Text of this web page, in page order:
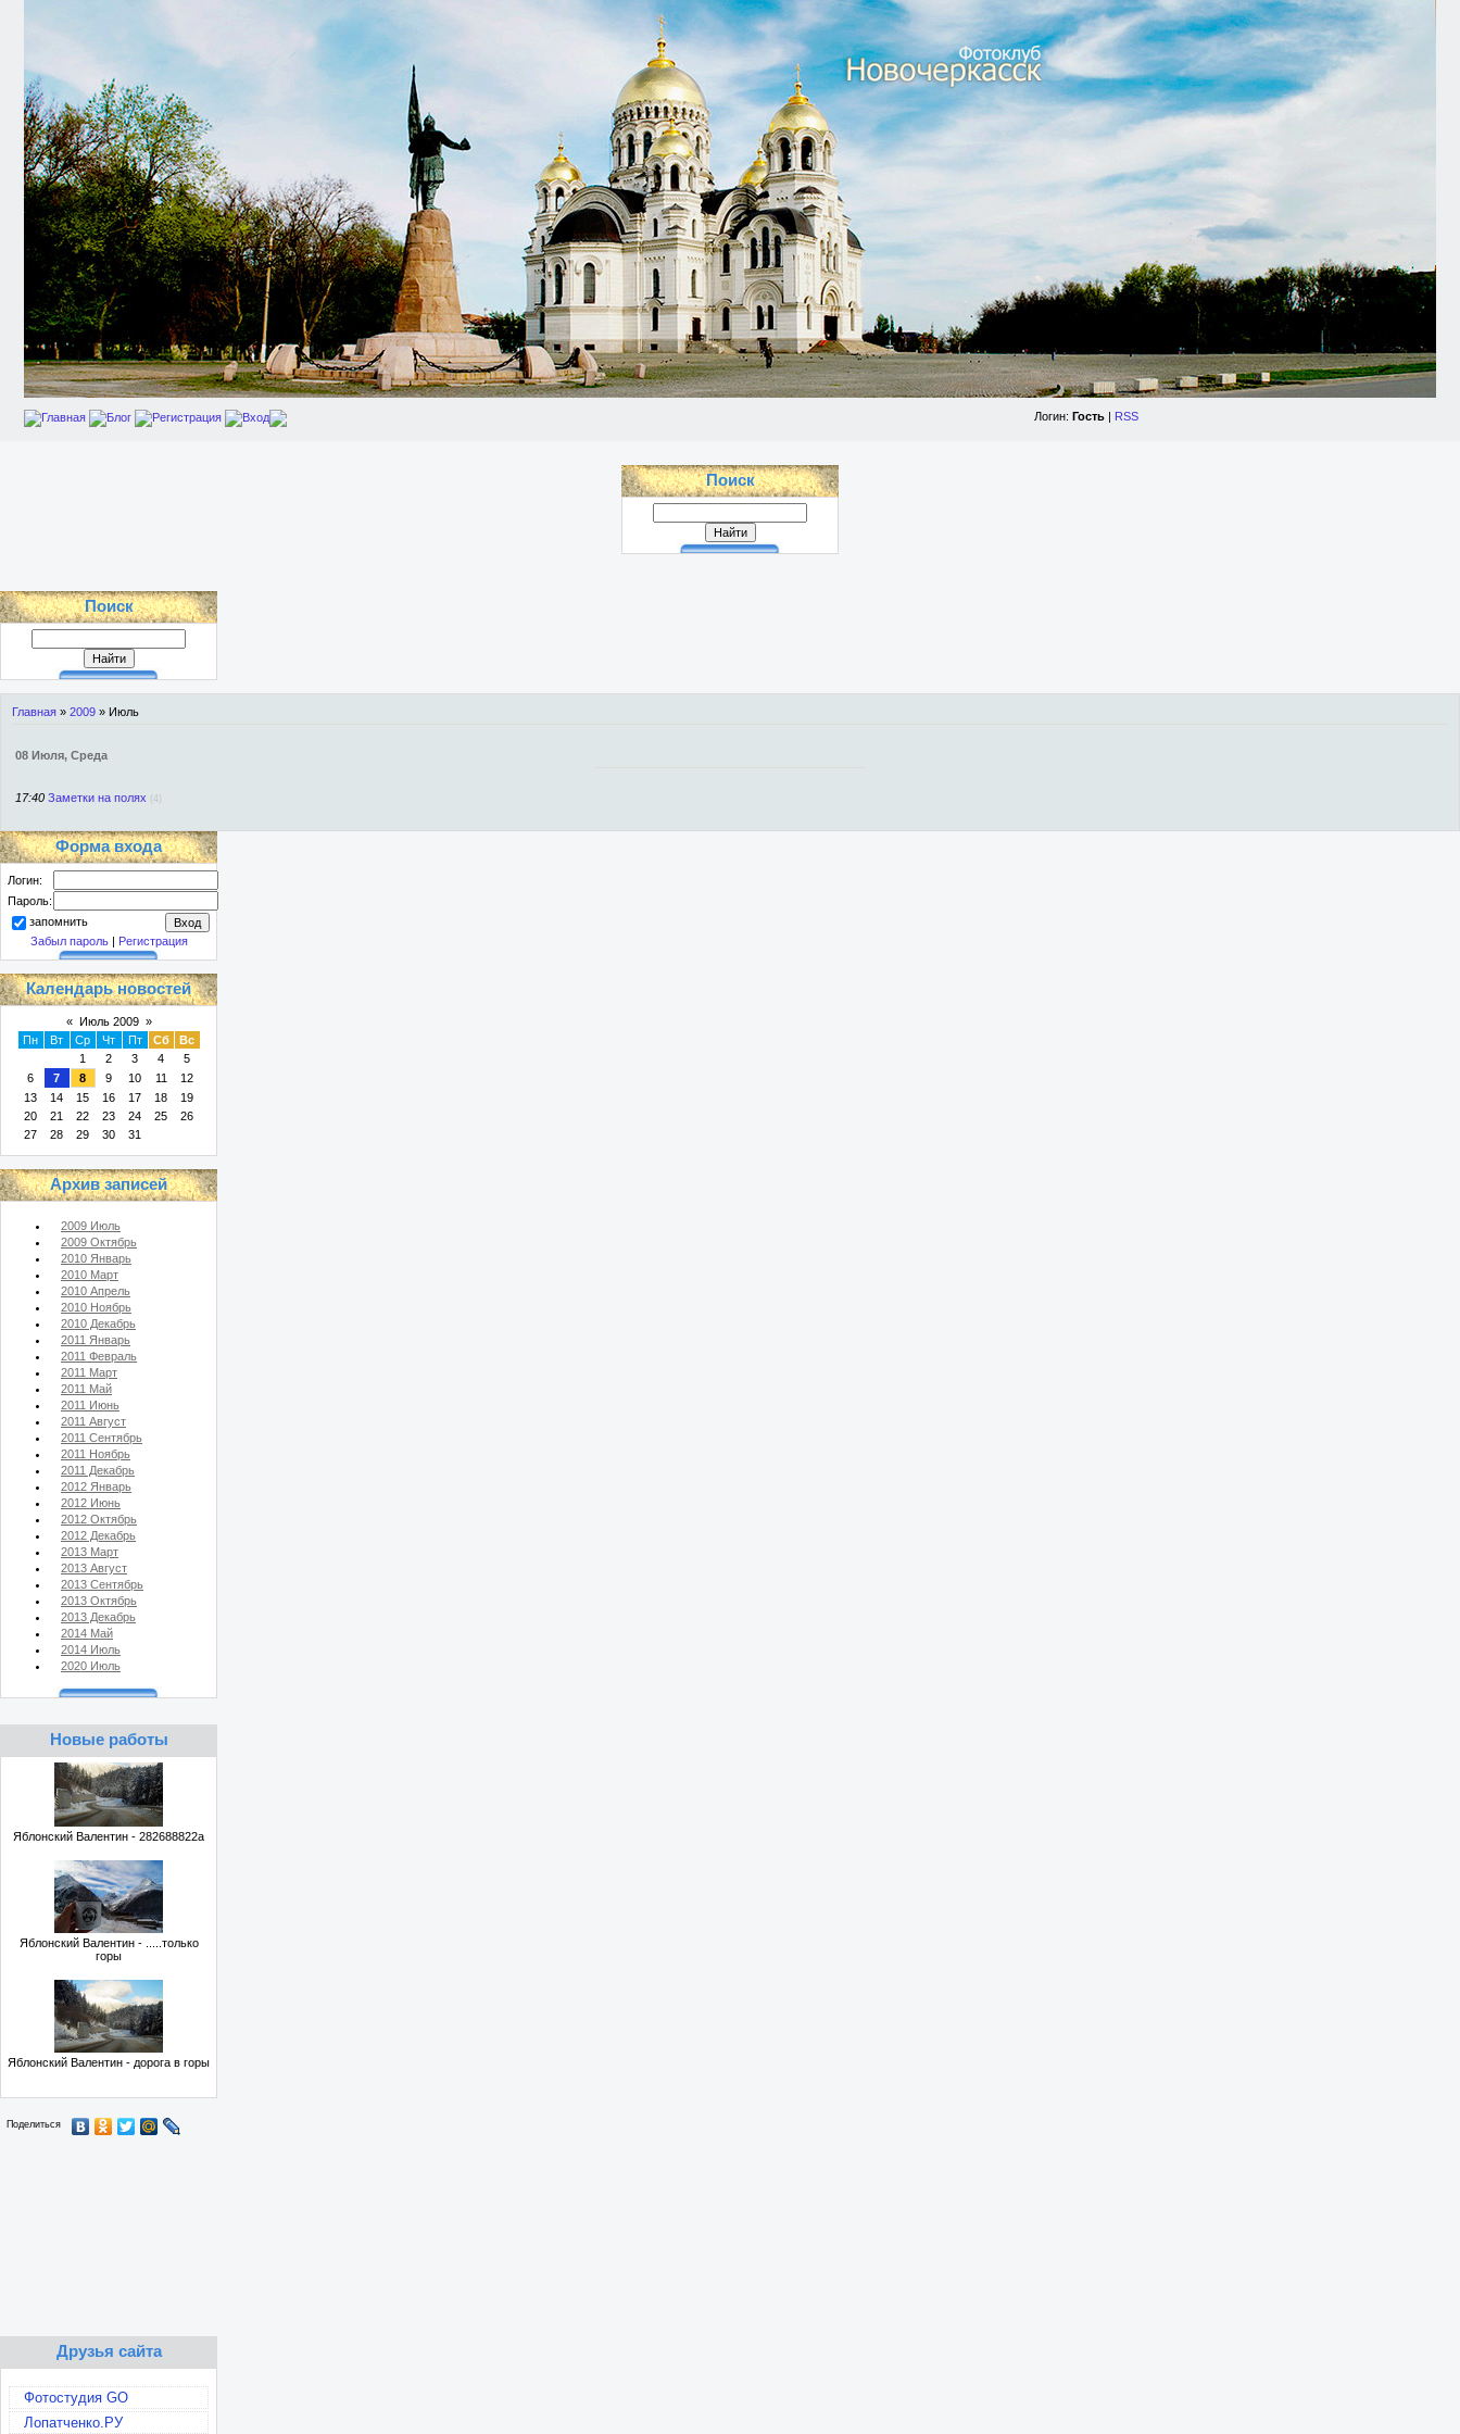
Главная Блог Регистрация Вход Логин: Гость | RSS
Поиск
Поиск
Главная » 2009 » Июль
08 Июля, Среда
17:40 Заметки на полях (4)
Форма входа
Логин:
Пароль:
запомнить
Забыл пароль| Регистрация
Календарь новостей
« Июль 2009 »
Пн
Вт Ср Чт Пт Сб
Вс
1
2 3 4
5
6
7 8 9 10 11
12
13
14 15 16 17 18
19
20
21 22 23 24 25
26
27
28 29 30 31
Архив записей
2009 Июль
2009 Октябрь
2010 Январь
2010 Март
2010 Апрель
2010 Ноябрь
2010 Декабрь
2011 Январь
2011 Февраль
2011 Март
2011 Май
2011 Июнь
2011 Август
2011 Сентябрь
2011 Ноябрь
2011 Декабрь
2012 Январь
2012 Июнь
2012 Октябрь
2012 Декабрь
2013 Март
2013 Август
2013 Сентябрь
2013 Октябрь
2013 Декабрь
2014 Май
2014 Июль
2020 Июль
Новые работы
Яблонский Валентин - 282688822a
Яблонский Валентин - .....только
горы
Яблонский Валентин - дорога в горы
Поделиться
Друзья сайта
Фотостудия GO
Лопатченко.РУ